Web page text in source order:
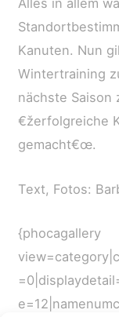
Alles in allem
Kanuten. Nun
Wintertraining
nächste Saison
€žerfolgreiche
gemacht€œ.
Text, Fotos:
{phocagallery